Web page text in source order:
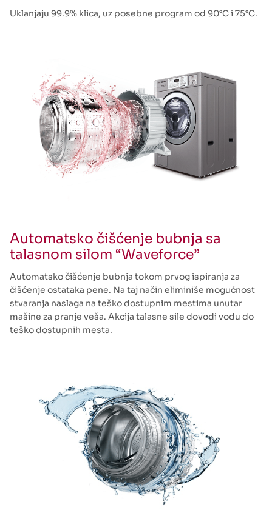
Uklanjaju 99.9% klica, uz posebne program od 90°C i 75°C.
Automatsko čišćenje bubnja sa
talasnom silom “Waveforce”
Automatsko čišćenje bubnja tokom prvog ispiranja za
čišćenje ostataka pene. Na taj način eliminiše mogućnost
stvaranja naslaga na teško dostupnim mestima unutar
mašine za pranje veša. Akcija talasne sile dovodi vodu do
teško dostupnih mesta.